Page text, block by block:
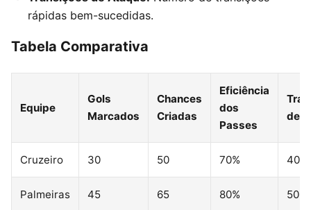
rápidas bem-sucedidas.
Tabela Comparativa
Equipe
Gols
Marcados
Chances
Criadas
Eficiência
dos
Passes
de
Cruzeiro 30 50 70% 40
Palmeiras 45 65 80% 50